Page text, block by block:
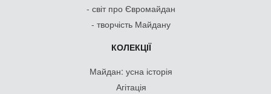
- світ про Євромайдан
- творчість Майдану
КОЛЕКЦІЇ
Майдан: усна історія
Агітація